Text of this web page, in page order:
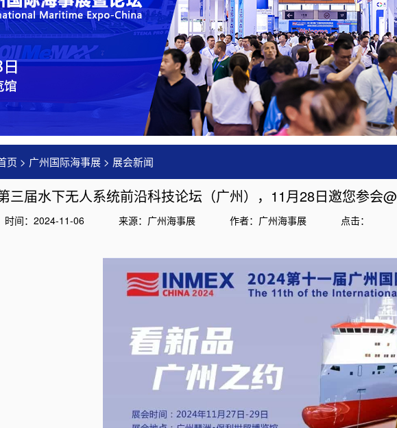
页 > 广州国际海事展 > 展会新闻
三届水下无人系统前沿科技论坛（广州），11月28日邀您参会
时间：2024-11-06 来源：广州海事展 作者：广州海事展 点击：